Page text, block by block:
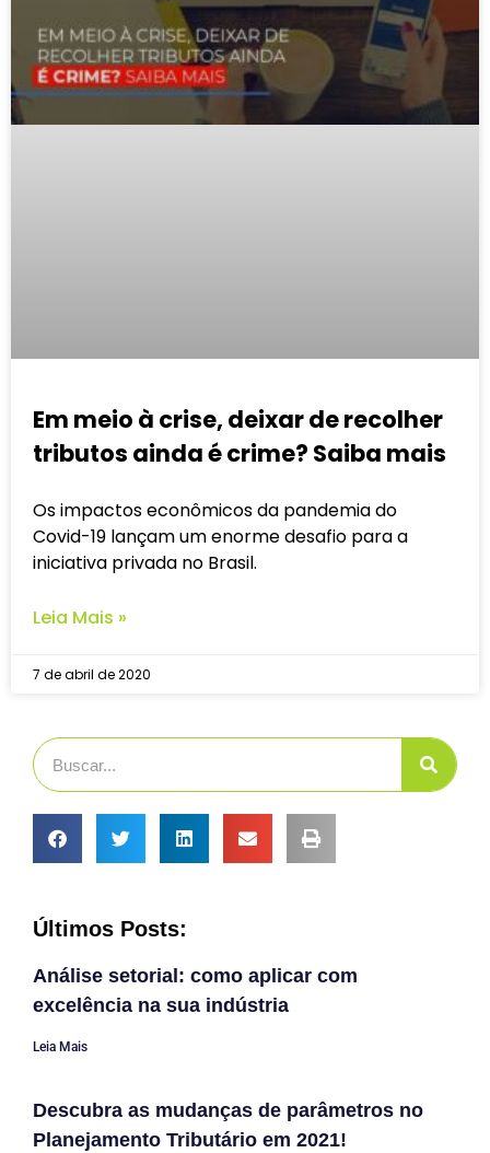
Em meio à crise, deixar de recolher
tributos ainda é crime? Saiba mais
Os impactos econômicos da pandemia do
Covid-19 lançam um enorme desafio para a
iniciativa privada no Brasil.
Leia Mais »
7 de abril de 2020
Últimos Posts:
Análise setorial: como aplicar com
excelência na sua indústria
Leia Mais
Descubra as mudanças de parâmetros no
Planejamento Tributário em 2021!